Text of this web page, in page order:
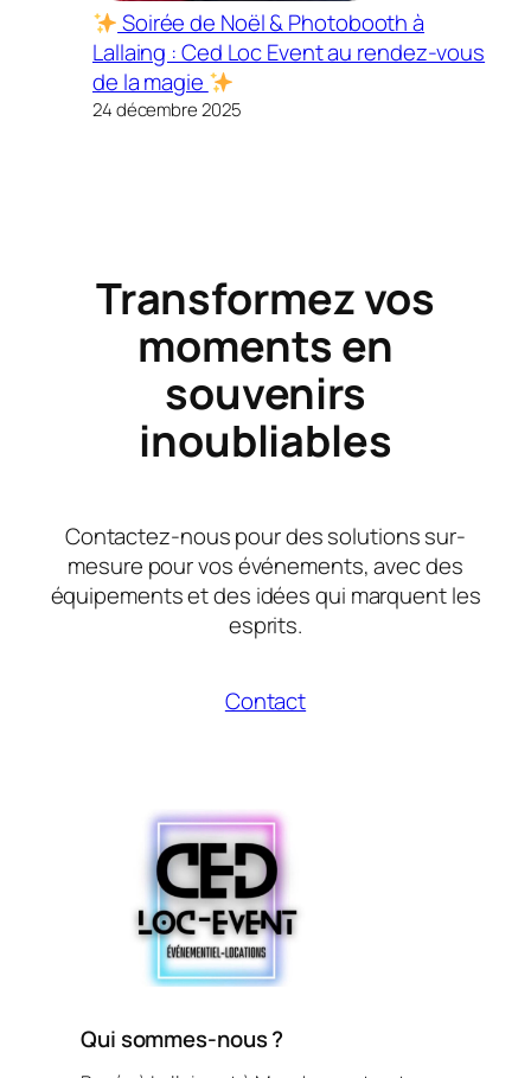
Soirée de Noël & Photobooth à
Lallaing : Ced Loc Event au rendez-vous
de la magie
24 décembre 2025
Transformez vos
moments en
souvenirs
inoubliables
Contactez-nous pour des solutions sur-
mesure pour vos événements, avec des
équipements et des idées qui marquent les
esprits.
Contact
Qui sommes-nous ?